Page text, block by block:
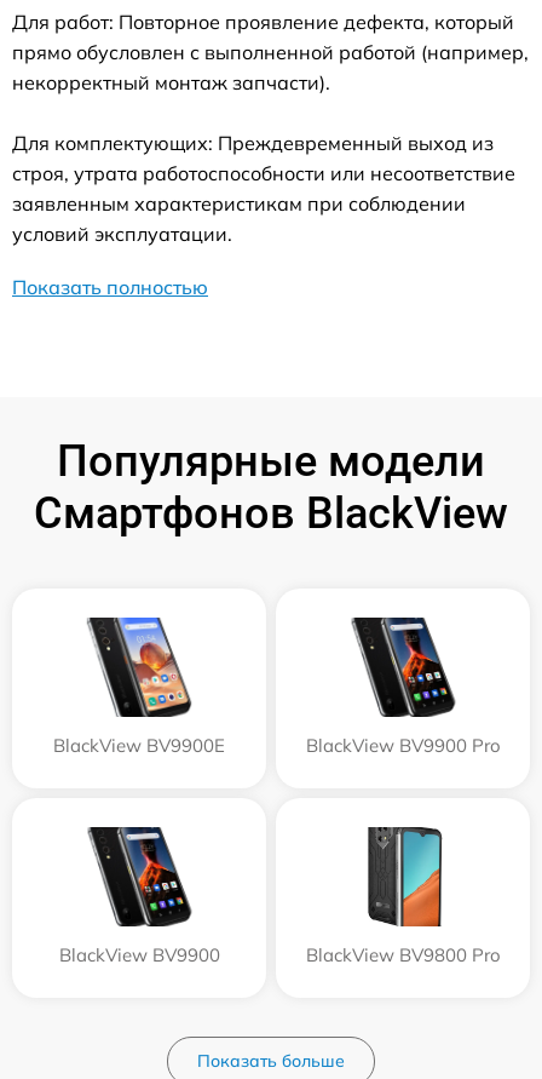
Для работ: Повторное проявление дефекта, который
прямо обусловлен с выполненной работой (например,
некорректный монтаж запчасти).
Для комплектующих: Преждевременный выход из
строя, утрата работоспособности или несоответствие
заявленным характеристикам при соблюдении
условий эксплуатации.
Показать полностью
Популярные модели
Смартфонов BlackView
BlackView BV9900E BlackView BV9900 Pro
BlackView BV9900 BlackView BV9800 Pro
Показать больше